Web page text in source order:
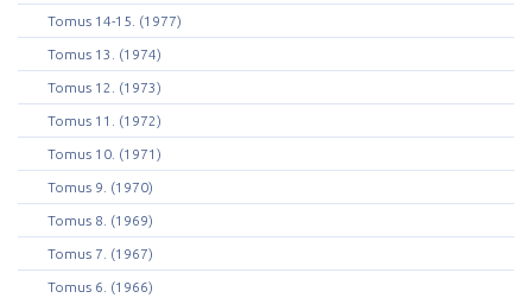
Tomus 14-15. (1977)
Tomus 13. (1974)
Tomus 12. (1973)
Tomus 11. (1972)
Tomus 10. (1971)
Tomus 9. (1970)
Tomus 8. (1969)
Tomus 7. (1967)
Tomus 6. (1966)